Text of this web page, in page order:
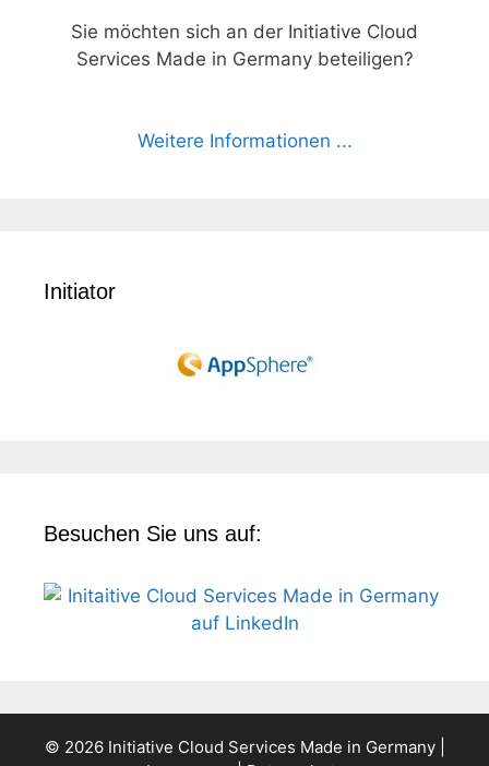
Sie möchten sich an der Initiative Cloud
Services Made in Germany beteiligen?
Weitere Informationen ...
Initiator
Besuchen Sie uns auf:
© 2026 Initiative Cloud Services Made in Germany |